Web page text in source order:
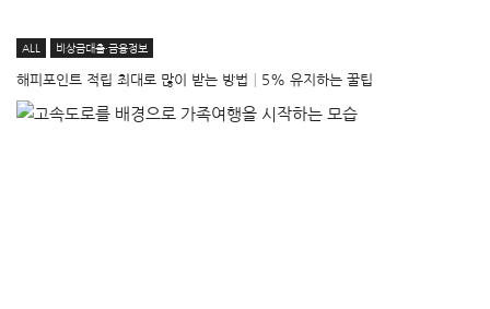
ALL 비상금대출·금융정보
해피포인트 적립 최대로 많이 받는 방법│5% 유지하는 꿀팁